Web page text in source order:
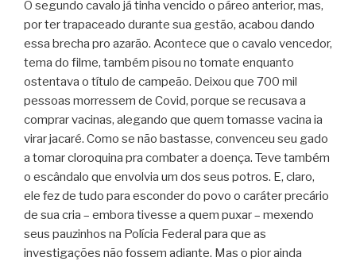
O segundo cavalo já tinha vencido o páreo anterior, mas,
por ter trapaceado durante sua gestão, acabou dando
essa brecha pro azarão. Acontece que o cavalo vencedor,
tema do filme, também pisou no tomate enquanto
ostentava o título de campeão. Deixou que 700 mil
pessoas morressem de Covid, porque se recusava a
comprar vacinas, alegando que quem tomasse vacina ia
virar jacaré. Como se não bastasse, convenceu seu gado
a tomar cloroquina pra combater a doença. Teve também
o escândalo que envolvia um dos seus potros. E, claro,
ele fez de tudo para esconder do povo o caráter precário
de sua cria – embora tivesse a quem puxar – mexendo
seus pauzinhos na Polícia Federal para que as
investigações não fossem adiante. Mas o pior ainda